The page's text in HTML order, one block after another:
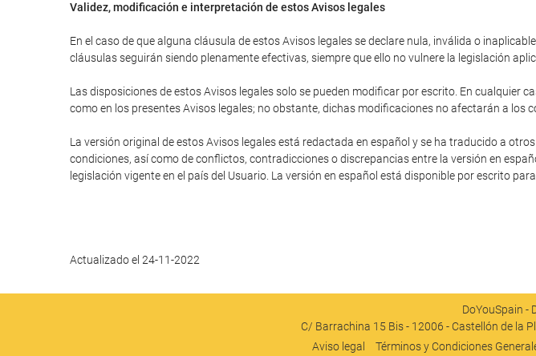
Validez, modificación e interpretación de estos Avisos legales
En el caso de que alguna cláusula de estos Avisos legales se declare nula, inválida o
cláusulas seguirán siendo plenamente efectivas, siempre que ello no vulnere la legislación
Las disposiciones de estos Avisos legales solo se pueden modificar por escrito. En cualquier
como en los presentes Avisos legales; no obstante, dichas modificaciones no afectarán a los
La versión original de estos Avisos legales está redactada en español y se ha traducido a
condiciones, así como de conflictos, contradicciones o discrepancias entre la versión en
legislación vigente en el país del Usuario. La versión en español está disponible por escrito
Actualizado el 24-11-2022
DoYouSpain -
C/ Barrachina 15 Bis - 12006 - Castellón de la
Aviso legal Términos y Condiciones